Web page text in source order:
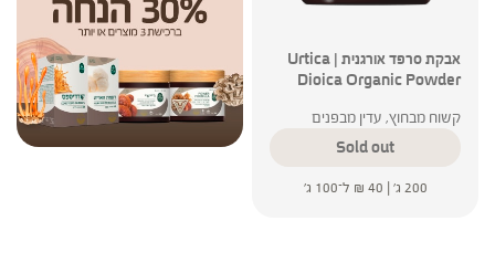
אבקת סרפד אורגנית | Urtica
Dioica Organic Powder
קשוח מבחוץ, עדין מבפנים
Sold out
200 ג' | ₪ 40 ל־100 ג'